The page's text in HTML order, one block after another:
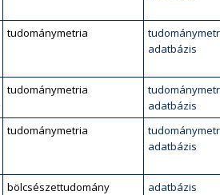
tudománymetria
adatbázis
tudománymetria
adatbázis
tudománymetria
adatbázis
bölcsészettudomány adatbázis